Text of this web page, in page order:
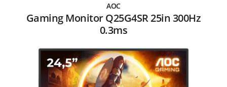
AOC
Gaming Monitor Q25G4SR 25in 300Hz
0.3ms